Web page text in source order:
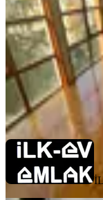
4+1
İLK-EV EMLAK
Ara